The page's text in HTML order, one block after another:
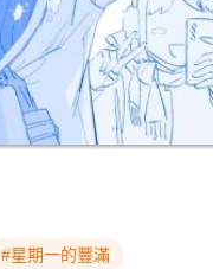
#星期一的豐滿